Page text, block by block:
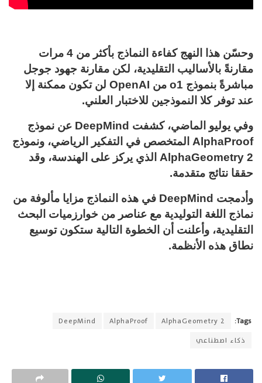
وحسّن هذا النهج كفاءة النماذج بأكثر من 4 مرات
مقارنةً بالأساليب التقليدية، لكن مقارنة جهود جوجل
مباشرةً بنموذج o1 من OpenAI لن تكون ممكنة إلا
عند توفر كلا النموذجين للاختبار العلني.
وفي يوليو الماضي، كشفت DeepMind عن نموذج
AlphaProof المتخصص في التفكير الرياضي، ونموذج
AlphaGeometry 2 الذي يركز على الهندسة، وقد
حققا نتائج متقدمة.
وأدمجت DeepMind في هذه النماذج مزايا مألوفة من
نماذج اللغة التوليدية مع عناصر من خوارزميات البحث
التقليدية، وأعلنت أن الخطوة التالية ستكون توسيع
نطاق هذه الأنظمة.
Tags:
AlphaGeometry 2
AlphaProof
DeepMind
ذكاء اصطناعي